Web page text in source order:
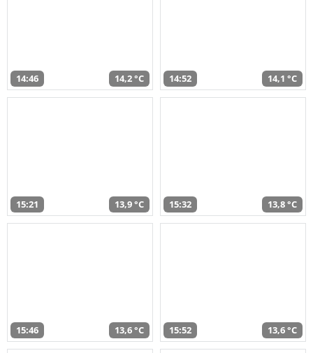
14:46 14,2 °C 14:52 14,1 °C
15:21 13,9 °C 15:32 13,8 °C
15:46 13,6 °C 15:52 13,6 °C